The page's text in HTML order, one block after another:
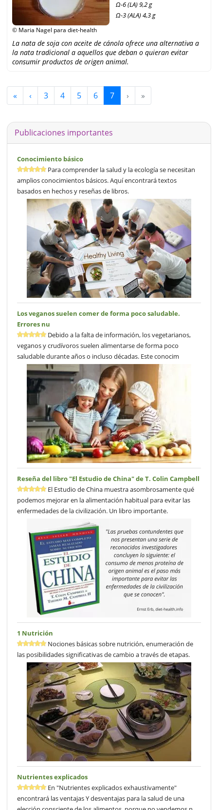
© Maria Nagel para diet-health
Ω-6 (LA) 9,2 g
Ω-3 (ALA) 4,3 g
La nata de soja con aceite de cánola ofrece una alternativa a
la nata tradicional a aquellos que deban o quieran evitar
consumir productos de origen animal.
« ‹ 3 4 5 6 7 › »
Publicaciones importantes
Conocimiento básico
Para comprender la salud y la ecología se necesitan
amplios conocimientos básicos. Aquí encontrará textos
basados en hechos y reseñas de libros.
Los veganos suelen comer de forma poco saludable.
Errores nu
Debido a la falta de información, los vegetarianos,
veganos y crudívoros suelen alimentarse de forma poco
saludable durante años o incluso décadas. Este conocim
Reseña del libro "El Estudio de China" de T. Colin Campbell
El Estudio de China muestra asombrosamente qué
podemos mejorar en la alimentación habitual para evitar las
enfermedades de la civilización. Un libro importante.
1 Nutrición
Nociones básicas sobre nutrición, enumeración de
las posibilidades significativas de cambio a través de etapas.
Nutrientes explicados
En "Nutrientes explicados exhaustivamente"
encontrará las ventajas Y desventajas para la salud de una